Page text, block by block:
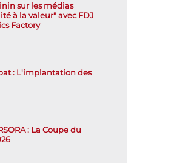
sur les médias
à la valeur" avec FDJ
Factory
: L'implantation des
: La Coupe du